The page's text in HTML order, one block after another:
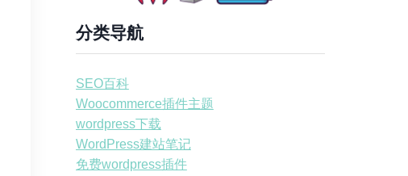
分类导航
SEO百科
Woocommerce插件主题
wordpress下载
WordPress建站笔记
免费wordpress插件